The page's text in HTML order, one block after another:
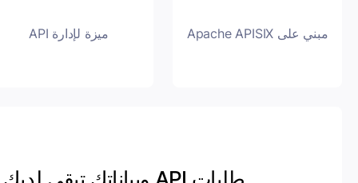
ميزة لإدارة API